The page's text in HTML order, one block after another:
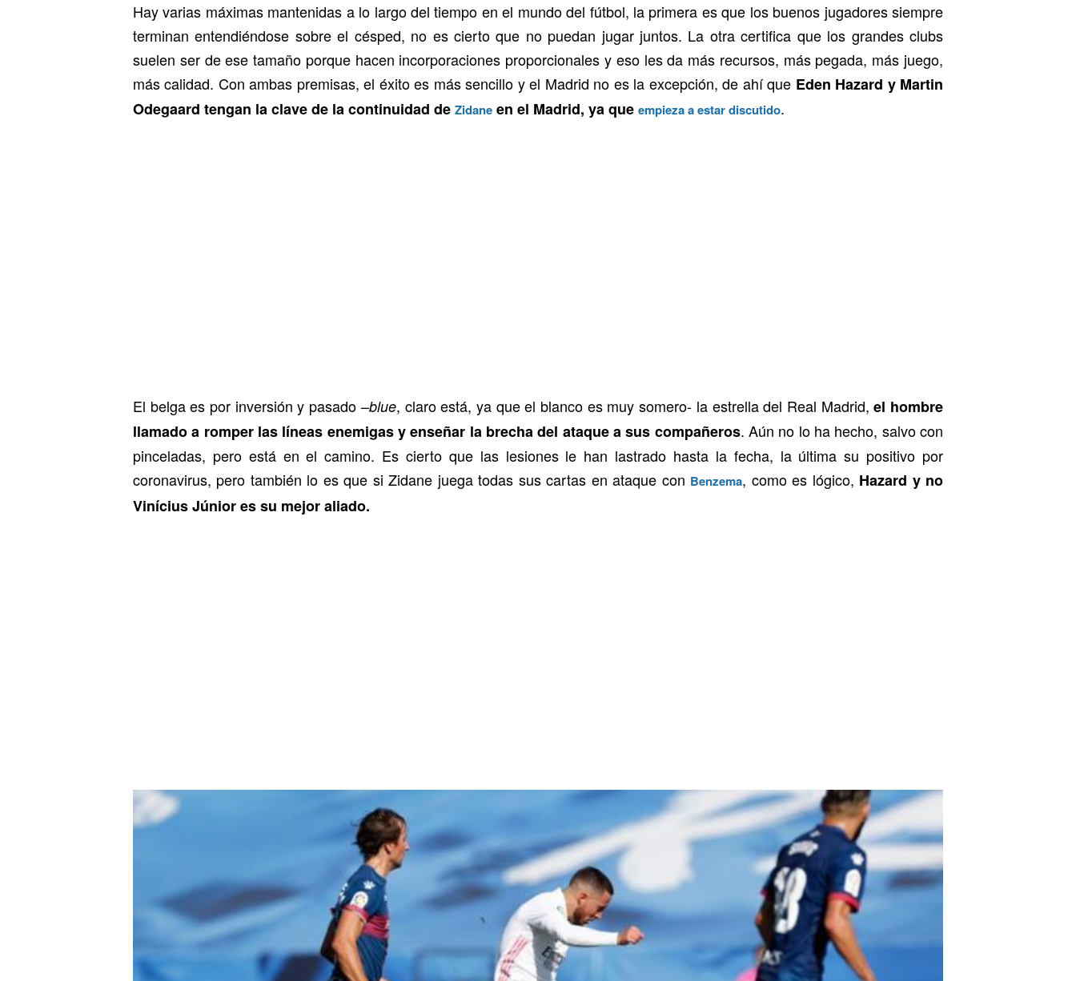
Hay varias máximas mantenidas a lo largo del tiempo en el mundo del fútbol, la primera es que los buenos jugadores siempre
terminan entendiéndose sobre el césped, no es cierto que no puedan jugar juntos. La otra certifica que los grandes clubs
suelen ser de ese tamaño porque hacen incorporaciones proporcionales y eso les da más recursos, más pegada, más juego,
más calidad. Con ambas premisas, el éxito es más sencillo y el Madrid no es la excepción, de ahí que Eden Hazard y Martin
Odegaard tengan la clave de la continuidad de Zidane en el Madrid, ya que empieza a estar discutido.
El belga es por inversión y pasado –blue, claro está, ya que el blanco es muy somero- la estrella del Real Madrid,el hombre
llamado a romper las líneas enemigas y enseñar la brecha del ataque a sus compañeros. Aún no lo ha hecho, salvo con
pinceladas, pero está en el camino. Es cierto que las lesiones le han lastrado hasta la fecha, la última su positivo por
coronavirus, pero también lo es que si Zidane juega todas sus cartas en ataque con Benzema, como es lógico, Hazard y no
Vinícius Júnior es su mejor aliado.